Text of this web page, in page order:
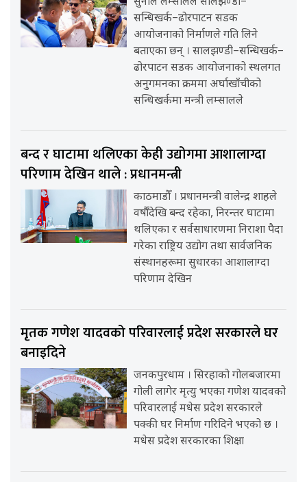
सन्धिखर्क–ढोरपाटन सडक
आयोजनाको निर्माणले गति लिने
बताएका छन् । सालझण्डी–सन्धिखर्क–
ढोरपाटन सडक आयोजनाको स्थलगत
अनुगमनका क्रममा अर्घाखाँचीको
सन्धिखर्कमा मन्त्री लम्सालले
बन्द र घाटामा थलिएका केही उद्योगमा आशालाग्दा
परिणाम देखिन थाले : प्रधानमन्त्री
काठमाडौँ । प्रधानमन्त्री वालेन्द्र शाहले
वर्षौंदेखि बन्द रहेका, निरन्तर घाटामा
थलिएका र सर्वसाधारणमा निराशा पैदा
गरेका राष्ट्रिय उद्योग तथा सार्वजनिक
संस्थानहरूमा सुधारका आशालाग्दा
परिणाम देखिन
मृतक गणेश यादवको परिवारलाई प्रदेश सरकारले घर
बनाइदिने
जनकपुरधाम । सिरहाको गोलबजारमा
गोली लागेर मृत्यु भएका गणेश यादवको
परिवारलाई मधेस प्रदेश सरकारले
पक्की घर निर्माण गरिदिने भएको छ ।
मधेस प्रदेश सरकारका शिक्षा